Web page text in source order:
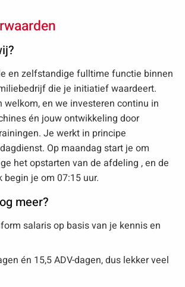
en zelfstandige fulltime functie binnen
die je initiatief waardeert.
en we investeren continu in
én jouw ontwikkeling door
Je werkt in principe
Op maandag start je om
het opstarten van de afdeling , en de
begin je om 07:15 uur.
meer?
salaris op basis van je kennis en
én 15,5 ADV-dagen, dus lekker veel